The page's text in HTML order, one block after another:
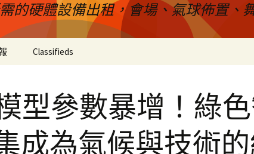
的硬體設備出租，會場、氣球佈置
Classifieds
型參數暴增！綠
成為氣候與技術